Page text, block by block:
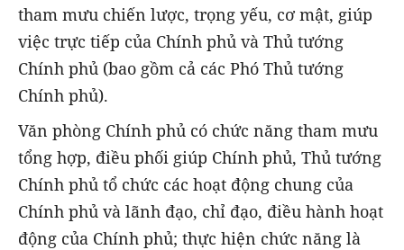
tham mưu chiến lược, trọng yếu, cơ mật, giúp
việc trực tiếp của Chính phủ và Thủ tướng
Chính phủ (bao gồm cả các Phó Thủ tướng
Chính phủ).
Văn phòng Chính phủ có chức năng tham mưu
tổng hợp, điều phối giúp Chính phủ, Thủ tướng
Chính phủ tổ chức các hoạt động chung của
Chính phủ và lãnh đạo, chỉ đạo, điều hành hoạt
động của Chính phủ; thực hiện chức năng là